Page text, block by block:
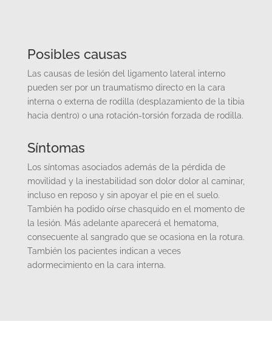
Posibles causas
Las causas de lesión del ligamento lateral interno
pueden ser por un traumatismo directo en la cara
interna o externa de rodilla (desplazamiento de la tibia
hacia dentro) o una rotación-torsión forzada de rodilla.
Síntomas
Los síntomas asociados además de la pérdida de
movilidad y la inestabilidad son dolor dolor al caminar,
incluso en reposo y sin apoyar el pie en el suelo.
También ha podido oírse chasquido en el momento de
la lesión. Más adelante aparecerá el hematoma,
consecuente al sangrado que se ocasiona en la rotura.
También los pacientes indican a veces
adormecimiento en la cara interna.